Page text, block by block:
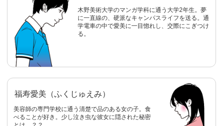
木野美術大学のマンガ学科に通う大学2年生。夢
に一直線の、硬派なキャンパスライフを送る。通
学電車の中で愛美に一目惚れし、交際にこぎつけ
る。
福寿愛美（ふくじゅえみ）
美容師の専門学校に通う清楚で品のある女の子。食
べることが好き。少し泣き虫な彼女に隠された秘密